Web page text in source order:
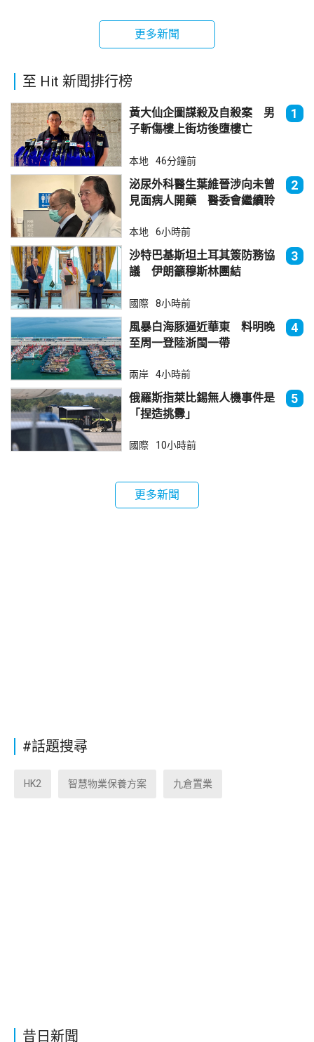
昔日新聞
更多新聞
至 Hit 新聞排行榜
黃大仙企圖謀殺及自殺案 男
子斬傷樓上街坊後墮樓亡
1
本地 46分鐘前
泌尿外科醫生葉維晉涉向未曾
見面病人開藥 醫委會繼續聆
2
本地 6小時前
沙特巴基斯坦土耳其簽防務協
議 伊朗籲穆斯林團結
3
國際 8小時前
風暴白海豚逼近華東 料明晚
至周一登陸浙閩一帶
4
兩岸 4小時前
俄羅斯指萊比錫無人機事件是
「捏造挑釁」
5
國際 10小時前
更多新聞
#話題搜尋
HK2 智慧物業保養方案 九倉置業